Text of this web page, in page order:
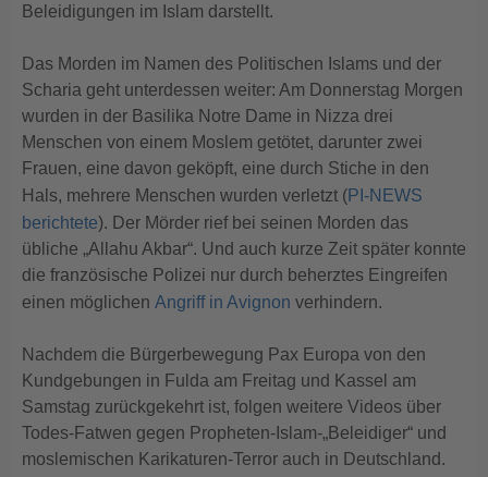
Beleidigungen im Islam darstellt.
Das Morden im Namen des Politischen Islams und der
Scharia geht unterdessen weiter: Am Donnerstag Morgen
wurden in der Basilika Notre Dame in Nizza drei
Menschen von einem Moslem getötet, darunter zwei
Frauen, eine davon geköpft, eine durch Stiche in den
Hals, mehrere Menschen wurden verletzt (PI-NEWS
berichtete). Der Mörder rief bei seinen Morden das
übliche „Allahu Akbar“. Und auch kurze Zeit später konnte
die französische Polizei nur durch beherztes Eingreifen
einen möglichen Angriff in Avignon verhindern.
Nachdem die Bürgerbewegung Pax Europa von den
Kundgebungen in Fulda am Freitag und Kassel am
Samstag zurückgekehrt ist, folgen weitere Videos über
Todes-Fatwen gegen Propheten-Islam-„Beleidiger“ und
moslemischen Karikaturen-Terror auch in Deutschland.